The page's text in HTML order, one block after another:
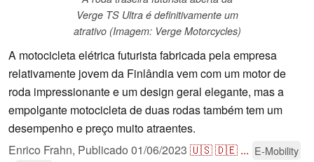
Verge TS Ultra é definitivamente um
atrativo (Imagem: Verge Motorcycles)
A motocicleta elétrica futurista fabricada pela empresa
relativamente jovem da Finlândia vem com um motor de
roda impressionante e um design geral elegante, mas a
empolgante motocicleta de duas rodas também tem um
desempenho e preço muito atraentes.
Enrico Frahn, Publicado 01/06/2023 🇺🇸🇩🇪 ... E-Mobility